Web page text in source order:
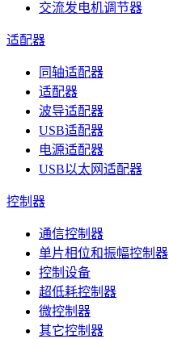
交流发电机调节器
适配器
同轴适配器
适配器
波导适配器
USB适配器
电源适配器
USB以太网适配器
控制器
通信控制器
单片相位和振幅控制器
控制设备
超低耗控制器
微控制器
其它控制器